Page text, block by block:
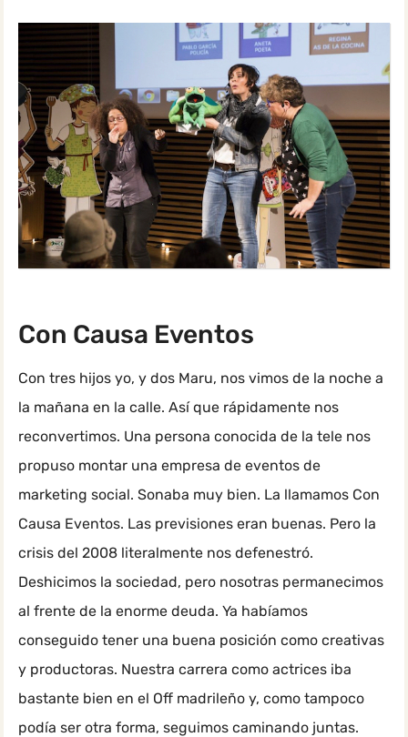
Con Causa Eventos
Con tres hijos yo, y dos Maru, nos vimos de la noche a
la mañana en la calle. Así que rápidamente nos
reconvertimos. Una persona conocida de la tele nos
propuso montar una empresa de eventos de
marketing social. Sonaba muy bien. La llamamos Con
Causa Eventos. Las previsiones eran buenas. Pero la
crisis del 2008 literalmente nos defenestró.
Deshicimos la sociedad, pero nosotras permanecimos
al frente de la enorme deuda. Ya habíamos
conseguido tener una buena posición como creativas
y productoras. Nuestra carrera como actrices iba
bastante bien en el Off madrileño y, como tampoco
podía ser otra forma, seguimos caminando juntas.